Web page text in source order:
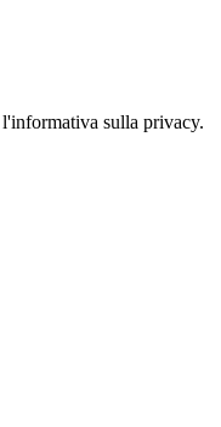
sulla privacy.